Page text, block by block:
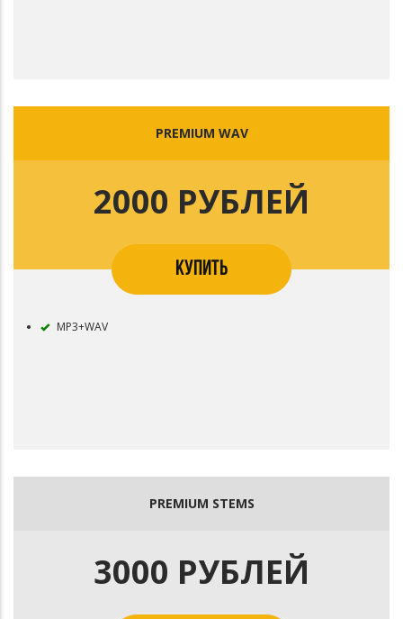
PREMIUM WAV
2000 РУБЛЕЙ
КУПИТЬ
MP3+WAV
PREMIUM STEMS
3000 РУБЛЕЙ